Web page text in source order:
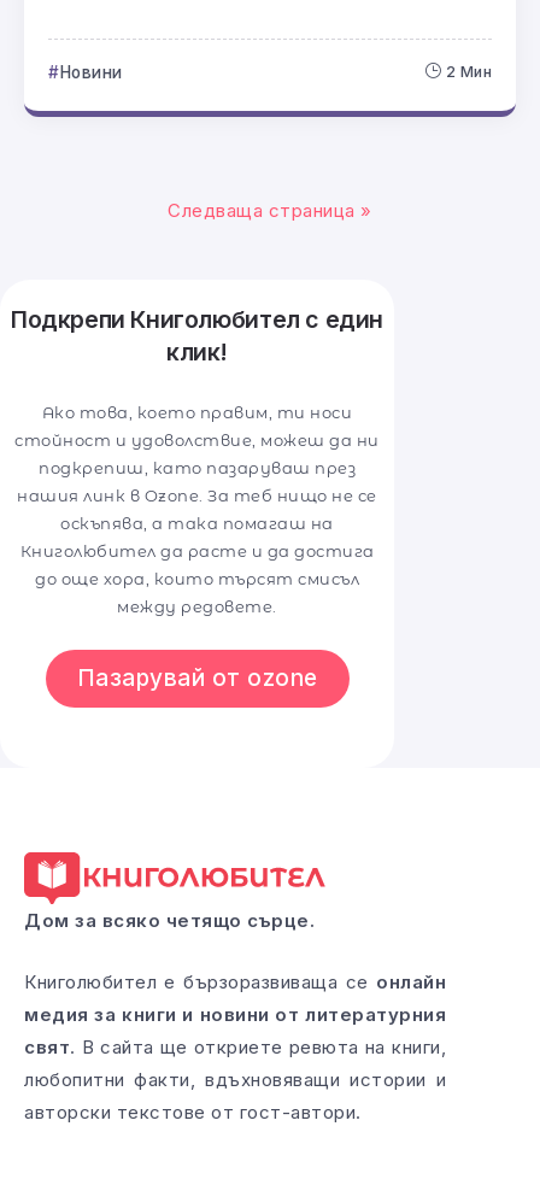
Новини 2 Мин
Следваща страница »
Подкрепи Книголюбител с един
клик!
Ако това, което правим, ти носи
стойност и удоволствие, можеш да ни
подкрепиш, като пазаруваш през
нашия линк в Ozone. За теб нищо не се
оскъпява, а така помагаш на
Книголюбител да расте и да достига
до още хора, които търсят смисъл
между редовете.
Пазарувай от ozone
Дом за всяко четящо сърце.
Книголюбител е бързоразвиваща се онлайн
медия за книги и новини от литературния
свят. В сайта ще откриете ревюта на книги,
любопитни факти, вдъхновяващи истории и
авторски текстове от гост-автори.